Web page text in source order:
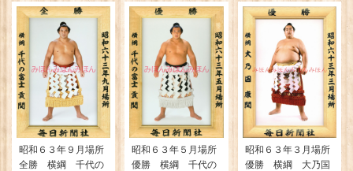
昭和６３年９月場所
全勝 横綱 千代の
昭和６３年５月場所
優勝 横綱 千代の
昭和６３年３月場所
優勝 横綱 大乃国